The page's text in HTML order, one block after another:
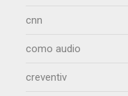
cnn
como audio
creventiv